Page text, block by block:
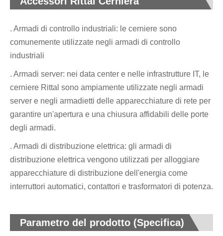
. Armadi di controllo industriali: le cerniere sono
comunemente utilizzate negli armadi di controllo
industriali
. Armadi server: nei data center e nelle infrastrutture IT, le
cerniere Rittal sono ampiamente utilizzate negli armadi
server e negli armadietti delle apparecchiature di rete per
garantire un'apertura e una chiusura affidabili delle porte
degli armadi.
. Armadi di distribuzione elettrica: gli armadi di
distribuzione elettrica vengono utilizzati per alloggiare
apparecchiature di distribuzione dell'energia come
interruttori automatici, contattori e trasformatori di potenza.
Parametro del prodotto (Specifica)